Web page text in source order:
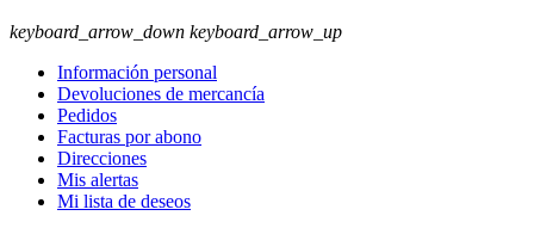
keyboard_arrow_down keyboard_arrow_up
Información personal
Devoluciones de mercancía
Pedidos
Facturas por abono
Direcciones
Mis alertas
Mi lista de deseos